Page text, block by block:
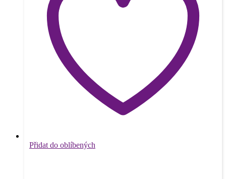
Přidat do oblíbených